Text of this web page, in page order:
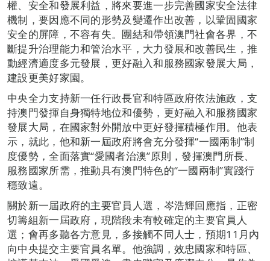
權、安全和發展利益，將來要進一步完善國家安全法律
機制，要因應不同的形勢及變遷作出改善，以鞏固國家
安全的屏障，不容有失。團結和帶領澳門社會各界，不
斷提升治理能力和管治水平，大力發展和改善民生，推
動經濟適度多元發展，更好融入和服務國家發展大局，
建設更美好家園。
中央全力支持新一任行政長官和特區政府依法施政，支
持澳門發揮自身獨特地位和優勢，更好融入和服務國家
發展大局，在國家對外開放中更好發揮積極作用。他表
示，就此，他和新一屆政府將會充分發揮“一國兩制”制
度優勢，全面落實“愛國者治澳”原則，發揮澳門所長、
服務國家所需，推動具有澳門特色的“一國兩制”實踐行
穩致遠。
關於新一屆政府的主要官員人選，岑浩輝回應指，正密
切籌組新一屆政府，現階段未有較確定的主要官員人
選；會再多聽各方意見，多接觸不同人士，預期11月內
向中央提交主要官員名單。他強調，效忠國家和特區、